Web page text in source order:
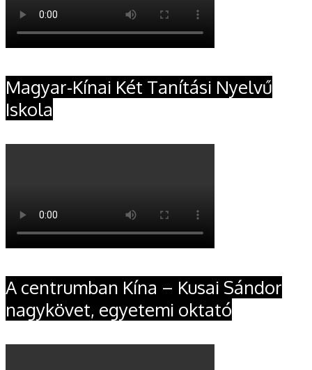
Magyar-Kínai Két Tanítási Nyelvű
Iskola
A centrumban Kína – Kusai Sándor
nagykövet, egyetemi oktató